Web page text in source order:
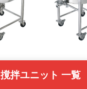
撹拌ユニット 一覧